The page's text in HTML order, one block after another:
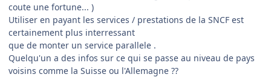
coute une fortune... )
Utiliser en payant les services / prestations de la SNCF est
certainement plus interressant
que de monter un service parallele .
Quelqu'un a des infos sur ce qui se passe au niveau de pays
voisins comme la Suisse ou l'Allemagne ??